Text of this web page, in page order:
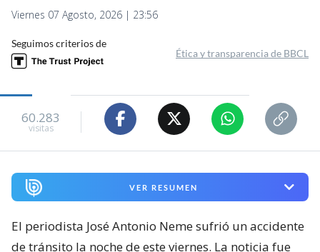
Viernes 07 Agosto, 2026 | 23:56
Seguimos criterios de
Ética y transparencia de BBCL
60.283
visitas
VER RESUMEN
El periodista José Antonio Neme sufrió un accidente
de tránsito la noche de este viernes. La noticia fue